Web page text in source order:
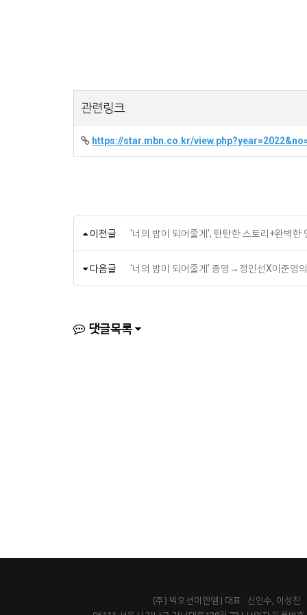
관련링크
https://star.mbn.co.kr/
이전글 '너의 밤이 되어줄게', 탄탄한 스토리+완벽한
다음글 ‘너의 밤이 되어줄게’ 종영→정인선X이준영
댓글목록
(주) 빅오션이엔엠 | 대표 : 신인수, 이성진